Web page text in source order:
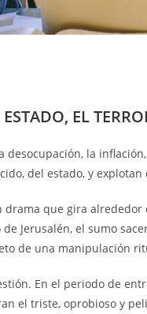
ESTADO, EL
la
del estado, y
que gira
Jerusalén, el sumo
de una manipulación
En el periodo de
el triste, oprobioso y